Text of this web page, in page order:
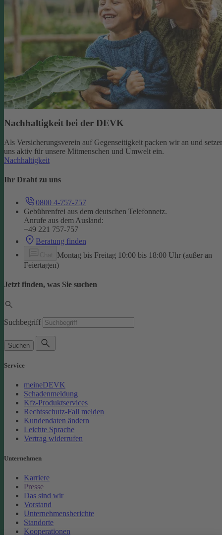
Nachhaltigkeit bei der DEVK
Als Versicherungsverein auf Gegenseitigkeit packen wir an und
uns aktiv für unsere Mitmenschen und Umwelt ein.
Nachhaltigkeit
Ihr Draht zu uns
0800 4-757-757
Gebührenfrei aus dem deutschen Telefonnetz.
Anrufe aus dem Ausland:
+49 221 757-757
Beratung finden
Montag bis Freitag 10:00 bis 18:00 Uhr (außer an
Feiertagen)
Jetzt finden, was Sie suchen
Suchbegriff
Suchen
Service
meineDEVK
Schadenmeldung
Kfz-Produktservices
Rechtsschutz-Fall melden
Kundendaten ändern
Leichte Sprache
Vertrag widerrufen
Unternehmen
Karriere
Presse
Das sind wir
Vorstand
Unternehmensberichte
Standorte
Kooperationen